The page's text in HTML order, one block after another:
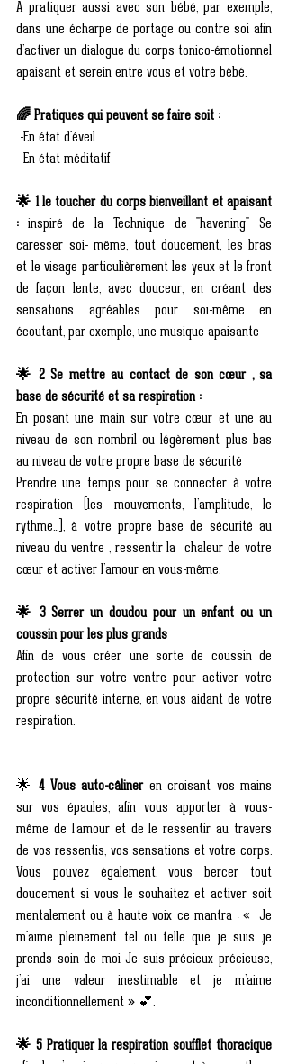
A pratiquer aussi avec son bébé, par exemple,
dans une écharpe de portage ou contre soi afin
d’activer un dialogue du corps tonico-émotionnel
apaisant et serein entre vous et votre bébé.
🌈 Pratiques qui peuvent se faire soit :
-En état d'éveil
- En état méditatif
🌟 1 le toucher du corps bienveillant et apaisant
: inspiré de la Technique de "havening" Se
caresser soi- même, tout doucement, les bras
et le visage particulièrement les yeux et le front
de façon lente, avec douceur, en créant des
sensations agréables pour soi-même en
écoutant, par exemple, une musique apaisante
🌟 2 Se mettre au contact de son cœur , sa
base de sécurité et sa respiration :
En posant une main sur votre cœur et une au
niveau de son nombril ou légèrement plus bas
au niveau de votre propre base de sécurité
Prendre une temps pour se connecter à votre
respiration (les mouvements, l’amplitude, le
rythme…), à votre propre base de sécurité au
niveau du ventre , ressentir la  chaleur de votre
cœur et activer l’amour en vous-même.
🌟 3 Serrer un doudou pour un enfant ou un
coussin pour les plus grands
Afin de vous créer une sorte de coussin de
protection sur votre ventre pour activer votre
propre sécurité interne, en vous aidant de votre
respiration.
🌟 4 Vous auto-câliner en croisant vos mains
sur vos épaules, afin vous apporter à vous-
même de l’amour et de le ressentir au travers
de vos ressentis, vos sensations et votre corps.
Vous pouvez également, vous bercer tout
doucement si vous le souhaitez et activer soit
mentalement ou à haute voix ce mantra : «  Je
m'aime pleinement tel ou telle que je suis ,je
prends soin de moi Je suis précieux précieuse,
j’ai une valeur inestimable et je m’aime
inconditionnellement » 💕.
🌟 5 Pratiquer la respiration soufflet thoracique